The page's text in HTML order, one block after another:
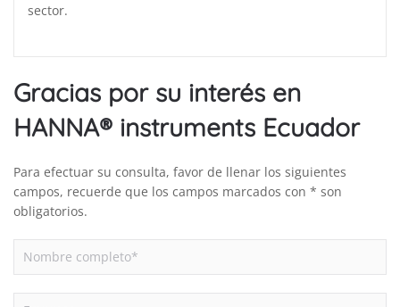
sector.
Gracias por su interés en
HANNA® instruments Ecuador
Para efectuar su consulta, favor de llenar los siguientes
campos, recuerde que los campos marcados con * son
obligatorios.